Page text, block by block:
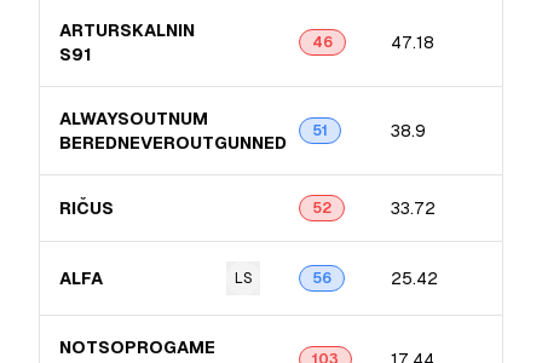
ARTURSKALNIN​
S91
46 47.18
ALWAYSOUTNUM​
BEREDNEVEROUTGUNNED
51 38.9
RIČUS 52 33.72
ALFA LS 56 25.42
NOTSOPROGAME​
103